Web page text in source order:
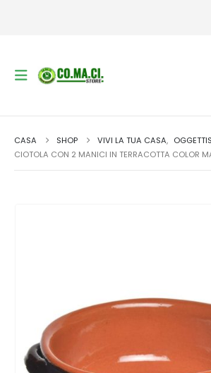
CASA SHOP VIVI LA TUA CASA,
CIOTOLA CON 2 MANICI IN TERRACOTTA COLOR